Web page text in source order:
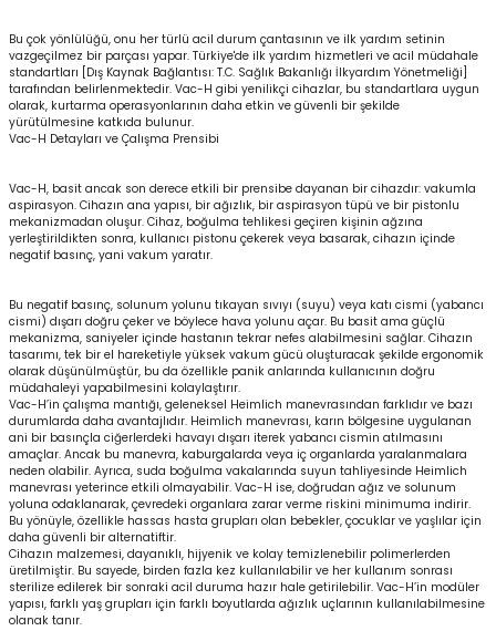
Bu çok yönlülüğü, onu her türlü acil durum çantasının ve ilk yardım setinin
vazgeçilmez bir parçası yapar. Türkiye'de ilk yardım hizmetleri ve acil müdahale
standartları [Dış Kaynak Bağlantısı: T.C. Sağlık Bakanlığı İlkyardım Yönetmeliği]
tarafından belirlenmektedir. Vac-H gibi yenilikçi cihazlar, bu standartlara uygun
olarak, kurtarma operasyonlarının daha etkin ve güvenli bir şekilde
yürütülmesine katkıda bulunur.
Vac-H Detayları ve Çalışma Prensibi
Vac-H, basit ancak son derece etkili bir prensibe dayanan bir cihazdır: vakumla
aspirasyon. Cihazın ana yapısı, bir ağızlık, bir aspirasyon tüpü ve bir pistonlu
mekanizmadan oluşur. Cihaz, boğulma tehlikesi geçiren kişinin ağzına
yerleştirildikten sonra, kullanıcı pistonu çekerek veya basarak, cihazın içinde
negatif basınç, yani vakum yaratır.
Bu negatif basınç, solunum yolunu tıkayan sıvıyı (suyu) veya katı cismi (yabancı
cismi) dışarı doğru çeker ve böylece hava yolunu açar. Bu basit ama güçlü
mekanizma, saniyeler içinde hastanın tekrar nefes alabilmesini sağlar. Cihazın
tasarımı, tek bir el hareketiyle yüksek vakum gücü oluşturacak şekilde ergonomik
olarak düşünülmüştür, bu da özellikle panik anlarında kullanıcının doğru
müdahaleyi yapabilmesini kolaylaştırır.
Vac-H’in çalışma mantığı, geleneksel Heimlich manevrasından farklıdır ve bazı
durumlarda daha avantajlıdır. Heimlich manevrası, karın bölgesine uygulanan
ani bir basınçla ciğerlerdeki havayı dışarı iterek yabancı cismin atılmasını
amaçlar. Ancak bu manevra, kaburgalarda veya iç organlarda yaralanmalara
neden olabilir. Ayrıca, suda boğulma vakalarında suyun tahliyesinde Heimlich
manevrası yeterince etkili olmayabilir. Vac-H ise, doğrudan ağız ve solunum
yoluna odaklanarak, çevredeki organlara zarar verme riskini minimuma indirir.
Bu yönüyle, özellikle hassas hasta grupları olan bebekler, çocuklar ve yaşlılar için
daha güvenli bir alternatiftir.
Cihazın malzemesi, dayanıklı, hijyenik ve kolay temizlenebilir polimerlerden
üretilmiştir. Bu sayede, birden fazla kez kullanılabilir ve her kullanım sonrası
sterilize edilerek bir sonraki acil duruma hazır hale getirilebilir. Vac-H’in modüler
yapısı, farklı yaş grupları için farklı boyutlarda ağızlık uçlarının kullanılabilmesine
olanak tanır.